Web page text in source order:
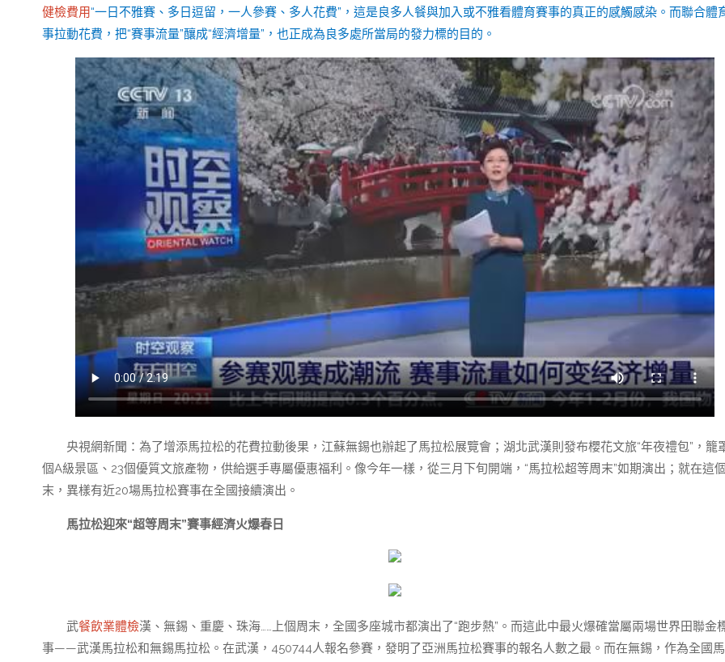
健檢費用“一日不雅賽、多日逗留，一人參賽、多人花費”，這是良多人餐與加入或不雅看體育賽事的真正的感觸感染。而聯合體
事拉動花費，把“賽事流量”釀成“經濟增量”，也正成為良多處所當局的發力標的目的。
央視網新聞：為了增添馬拉松的花費拉動後果，江蘇無錫也辦起了馬拉松展覽會；湖北武漢則發布櫻花文旅“年夜禮包”，籠
個A級景區、23個優質文旅產物，供給選手專屬優惠福利。像今年一樣，從三月下旬開端，“馬拉松超等周末”如期演出；就在這
末，異樣有近20場馬拉松賽事在全國接續演出。
馬拉松迎來“超等周末”賽事經濟火爆春日
武餐飲業體檢漢、無錫、重慶、珠海……上個周末，全國多座城市都演出了“跑步熱”。而這此中最火爆確當屬兩場世界田聯金
事——武漢馬拉松和無錫馬拉松。在武漢，450744人報名參賽，發明了亞洲馬拉松賽事的報名人數之最。而在無錫，作為全國